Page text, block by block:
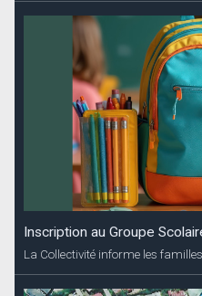
Inscription au Groupe
La Collectivité informe les familles